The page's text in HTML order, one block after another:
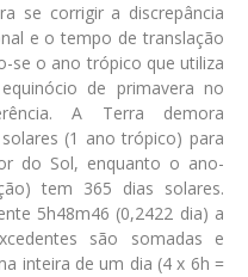
se corrigir a discrepância
e o tempo de translação
se o ano trópico que utiliza
de primavera no
A Terra demora
(1 ano trópico) para
do Sol, enquanto o ano-
tem 365 dias solares.
5h48m46 (0,2422 dia) a
são somadas e
inteira de um dia (4 x 6h =